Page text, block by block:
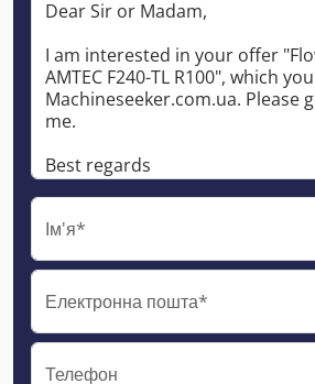
Ім'я*
Електронна пошта*
Телефон